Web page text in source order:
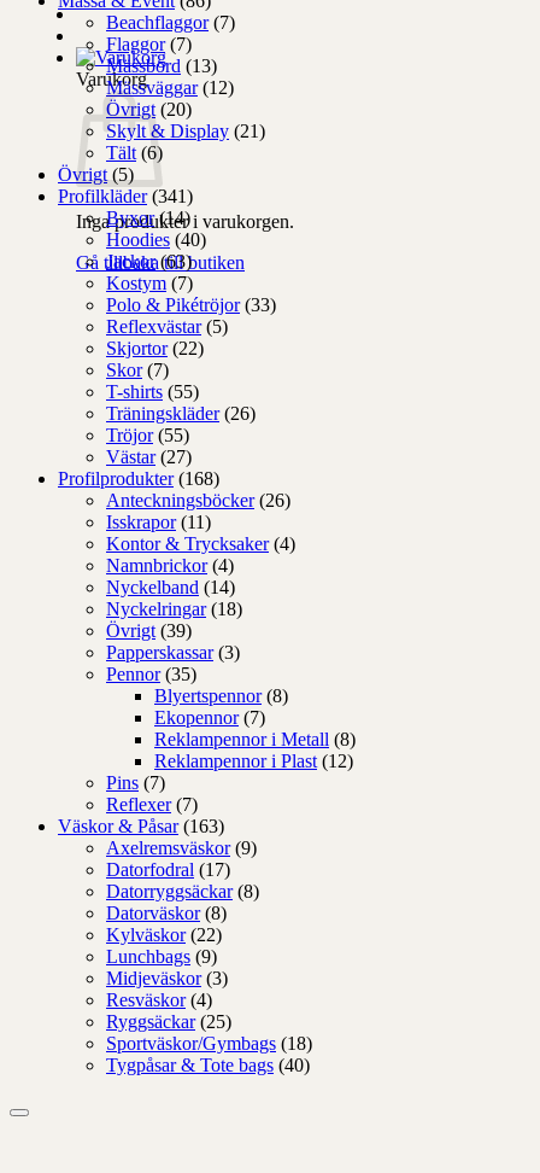
Varukorg
Inga produkter i varukorgen.
Gå tillbaka till butiken
Beachflaggor (7)
Flaggor (7)
Mässbord (13)
Mässväggar (12)
Övrigt (20)
Skylt & Display (21)
Tält (6)
Övrigt (5)
Profilkläder (341)
Byxor (14)
Hoodies (40)
Jackor (63)
Kostym (7)
Polo & Pikétröjor (33)
Reflexvästar (5)
Skjortor (22)
Skor (7)
T-shirts (55)
Träningskläder (26)
Tröjor (55)
Västar (27)
Profilprodukter (168)
Anteckningsböcker (26)
Isskrapor (11)
Kontor & Trycksaker (4)
Namnbrickor (4)
Nyckelband (14)
Nyckelringar (18)
Övrigt (39)
Papperskassar (3)
Pennor (35)
Blyertspennor (8)
Ekopennor (7)
Reklampennor i Metall (8)
Reklampennor i Plast (12)
Pins (7)
Reflexer (7)
Väskor & Påsar (163)
Axelremsväskor (9)
Datorfodral (17)
Datorryggsäckar (8)
Datorväskor (8)
Kylväskor (22)
Lunchbags (9)
Midjeväskor (3)
Resväskor (4)
Ryggsäckar (25)
Sportväskor/Gymbags (18)
Tygpåsar & Tote bags (40)